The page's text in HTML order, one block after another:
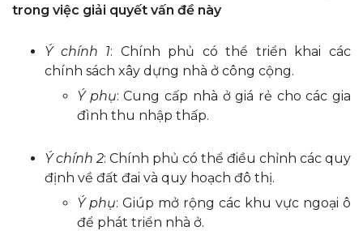
trong việc giải quyết vấn đề này
Ý chính 1: Chính phủ có thể triển khai các
chính sách xây dựng nhà ở công cộng.
Ý phụ: Cung cấp nhà ở giá rẻ cho các gia
đình thu nhập thấp.
Ý chính 2: Chính phủ có thể điều chỉnh các quy
định về đất đai và quy hoạch đô thị.
Ý phụ: Giúp mở rộng các khu vực ngoại ô
để phát triển nhà ở.